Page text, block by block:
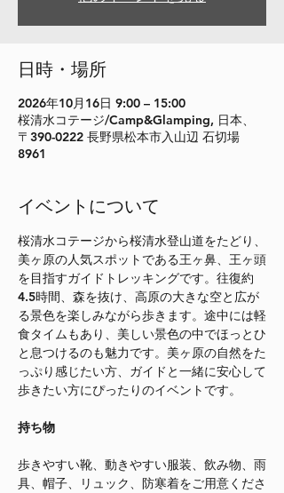
日時・場所
2026年10月16日 9:00 – 15:00
桜清水コテージ/Camp&Glamping, 日本、
〒390-0222 長野県松本市入山辺 石切場
8961
イベントについて
桜清水コテージから桜清水登山道をたどり、
美ヶ原の人気スポットである王ヶ鼻、王ヶ頭
を目指すガイドトレッキングです。往復約
4.5時間、森を抜け、高原の大きな空と広が
る景色を楽しみながら歩きます。途中には軽
食タイムもあり、美しい景色の中でほっとひ
と息つけるのも魅力です。美ヶ原の自然をた
っぷり感じたい方、ガイドと一緒に安心して
歩きたい方にぴったりのイベントです。
持ち物
歩きやすい靴、動きやすい服装、飲み物、雨
具、帽子、リュック、防寒着をご用意くださ